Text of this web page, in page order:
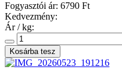
Fogyasztói ár: 6790 Ft
Kedvezmény:
Ár / kg: